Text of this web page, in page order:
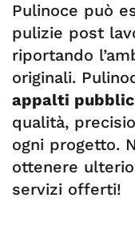
Pulinoce può
pulizie post
riportando
originali.
appalti
qualità,
ogni progetto.
ottenere
servizi offerti!